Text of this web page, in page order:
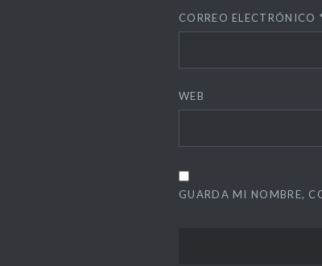
CORREO ELECTRÓNICO
WEB
GUARDA MI NOMBRE,